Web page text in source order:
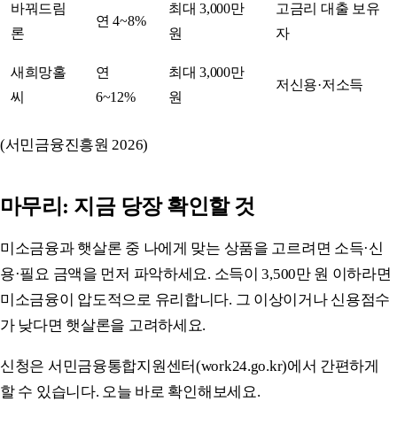
바꿔드림
론
연 4~8%
최대 3,000만
원
고금리 대출 보유
자
새희망홀
씨
연
6~12%
최대 3,000만
원
저신용·저소득
(서민금융진흥원 2026)
마무리: 지금 당장 확인할 것
미소금융과 햇살론 중 나에게 맞는 상품을 고르려면 소득·신
용·필요 금액을 먼저 파악하세요. 소득이 3,500만 원 이하라면
미소금융이 압도적으로 유리합니다. 그 이상이거나 신용점수
가 낮다면 햇살론을 고려하세요.
신청은 서민금융통합지원센터(work24.go.kr)에서 간편하게
할 수 있습니다. 오늘 바로 확인해보세요.